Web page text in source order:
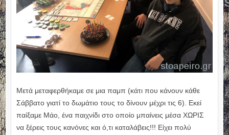
Μετά μεταφερθήκαμε σε μια παμπ (κάτι που κάνουν κάθε
Σάββατο γιατί το δωμάτιο τους το δίνουν μέχρι τις 6). Εκεί
παίξαμε Μάο, ένα παιχνίδι στο οποίο μπαίνεις μέσα ΧΩΡΙΣ
να ξέρεις τους κανόνες και ό,τι καταλάβεις!!! Είχει πολύ